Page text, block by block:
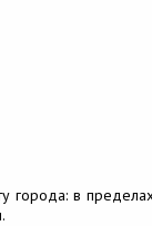
города: в